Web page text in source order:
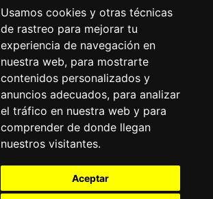
Usamos cookies y otras técnicas
de rastreo para mejorar tu
experiencia de navegación en
nuestra web, para mostrarte
contenidos personalizados y
anuncios adecuados, para analizar
el tráfico en nuestra web y para
comprender de donde llegan
nuestros visitantes.
Aceptar